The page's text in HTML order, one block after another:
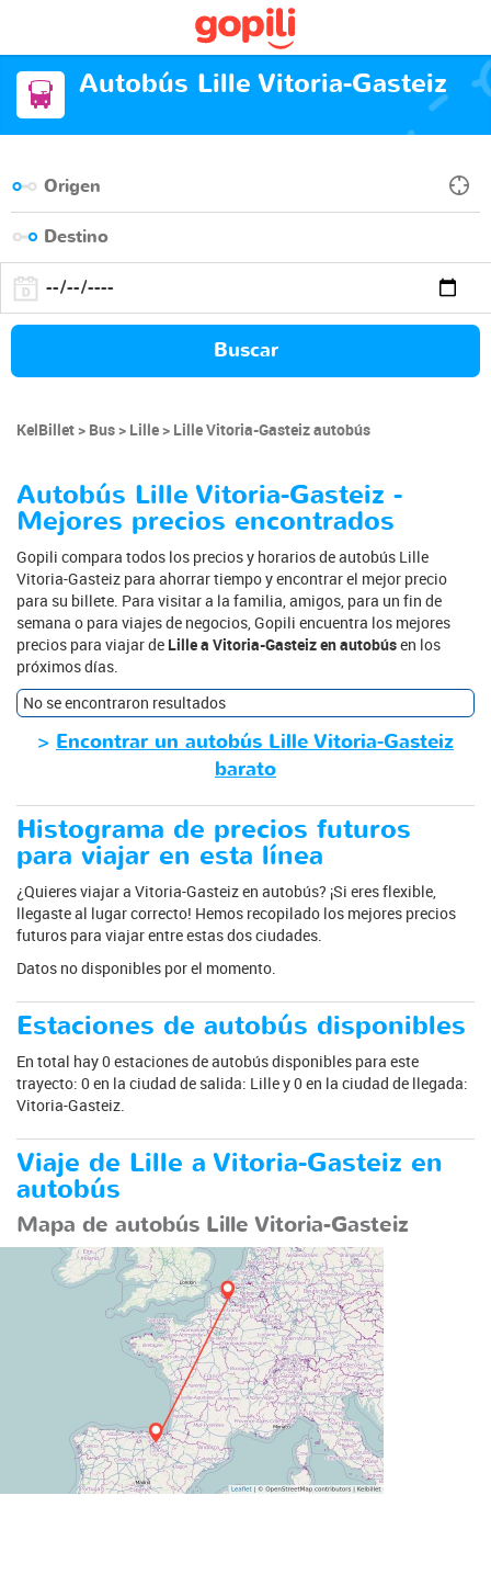
Autobús Lille Vitoria-Gasteiz
Buscar
KelBillet Bus Lille Lille Vitoria-Gasteiz autobús
Autobús Lille Vitoria-Gasteiz -
Mejores precios encontrados
Gopili compara todos los precios y horarios de autobús Lille
Vitoria-Gasteiz para ahorrar tiempo y encontrar el mejor precio
para su billete. Para visitar a la familia, amigos, para un fin de
semana o para viajes de negocios, Gopili encuentra los mejores
precios para viajar de Lille a Vitoria-Gasteiz en autobúsen los
próximos días.
No se encontraron resultados
> Encontrar un autobús Lille Vitoria-Gasteiz
barato
Histograma de precios futuros
para viajar en esta línea
¿Quieres viajar a Vitoria-Gasteiz en autobús? ¡Si eres flexible,
llegaste al lugar correcto! Hemos recopilado los mejores precios
futuros para viajar entre estas dos ciudades.
Datos no disponibles por el momento.
Estaciones de autobús disponibles
En total hay 0 estaciones de autobús disponibles para este
trayecto: 0 en la ciudad de salida: Lille y 0 en la ciudad de llegada:
Vitoria-Gasteiz.
Viaje de Lille a Vitoria-Gasteiz en
autobús
Mapa de autobús Lille Vitoria-Gasteiz